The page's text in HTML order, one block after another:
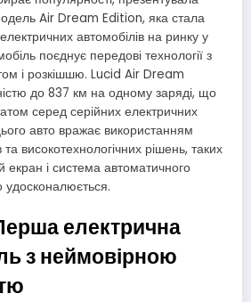
Air Dream Edition, яка стала
автомобілів на ринку у
поєднує передові технології з
і розкішшю. Lucid Air Dream
до 837 км на одному заряді, що
серед серійних електричних
авто вражає використанням
та високотехнологічних рішень, таких
і система автоматичного
удосконалюється.
електрична
з неймовірною